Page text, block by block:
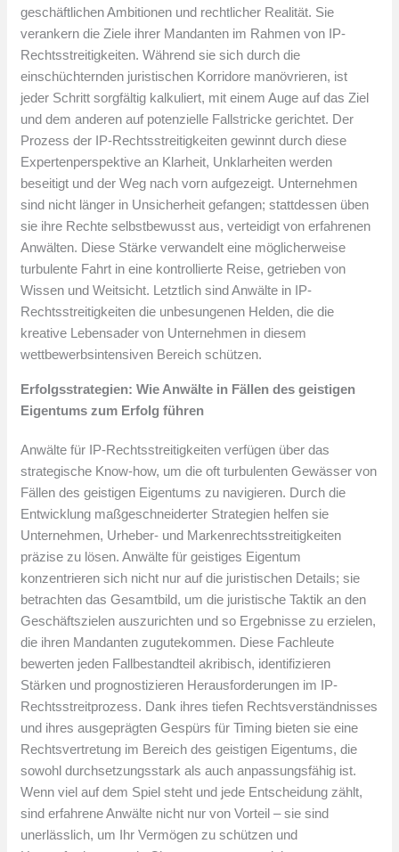
geschäftlichen Ambitionen und rechtlicher Realität. Sie
verankern die Ziele ihrer Mandanten im Rahmen von IP-
Rechtsstreitigkeiten. Während sie sich durch die
einschüchternden juristischen Korridore manövrieren, ist
jeder Schritt sorgfältig kalkuliert, mit einem Auge auf das Ziel
und dem anderen auf potenzielle Fallstricke gerichtet. Der
Prozess der IP-Rechtsstreitigkeiten gewinnt durch diese
Expertenperspektive an Klarheit, Unklarheiten werden
beseitigt und der Weg nach vorn aufgezeigt. Unternehmen
sind nicht länger in Unsicherheit gefangen; stattdessen üben
sie ihre Rechte selbstbewusst aus, verteidigt von erfahrenen
Anwälten. Diese Stärke verwandelt eine möglicherweise
turbulente Fahrt in eine kontrollierte Reise, getrieben von
Wissen und Weitsicht. Letztlich sind Anwälte in IP-
Rechtsstreitigkeiten die unbesungenen Helden, die die
kreative Lebensader von Unternehmen in diesem
wettbewerbsintensiven Bereich schützen.
Erfolgsstrategien: Wie Anwälte in Fällen des geistigen
Eigentums zum Erfolg führen
Anwälte für IP-Rechtsstreitigkeiten verfügen über das
strategische Know-how, um die oft turbulenten Gewässer von
Fällen des geistigen Eigentums zu navigieren. Durch die
Entwicklung maßgeschneiderter Strategien helfen sie
Unternehmen, Urheber- und Markenrechtsstreitigkeiten
präzise zu lösen. Anwälte für geistiges Eigentum
konzentrieren sich nicht nur auf die juristischen Details; sie
betrachten das Gesamtbild, um die juristische Taktik an den
Geschäftszielen auszurichten und so Ergebnisse zu erzielen,
die ihren Mandanten zugutekommen. Diese Fachleute
bewerten jeden Fallbestandteil akribisch, identifizieren
Stärken und prognostizieren Herausforderungen im IP-
Rechtsstreitprozess. Dank ihres tiefen Rechtsverständnisses
und ihres ausgeprägten Gespürs für Timing bieten sie eine
Rechtsvertretung im Bereich des geistigen Eigentums, die
sowohl durchsetzungsstark als auch anpassungsfähig ist.
Wenn viel auf dem Spiel steht und jede Entscheidung zählt,
sind erfahrene Anwälte nicht nur von Vorteil – sie sind
unerlässlich, um Ihr Vermögen zu schützen und